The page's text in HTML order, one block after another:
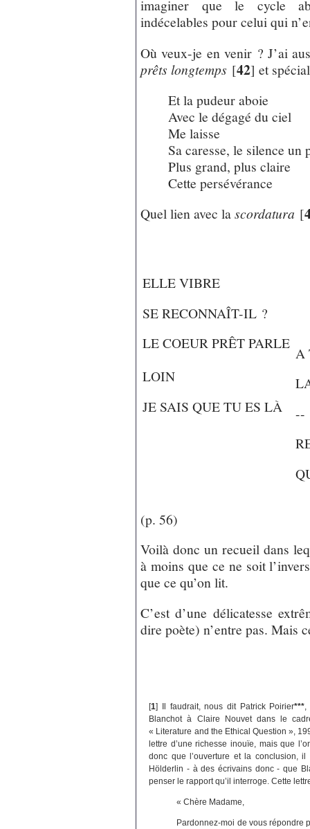
imaginer que le cycle
indécelables pour celui qui
Où veux-je en venir ? J’ai
prêts longtemps [42] et
Et la pudeur aboie
Avec le dégagé du ciel
Me laisse
Sa caresse, le silence un
Plus grand, plus claire
Cette persévérance
Quel lien avec lascordatura [
ELLE VIBRE
SE RECONNAÎT-IL ?
LE COEUR PRÊT PARLE
LOIN
JE SAIS QUE TU ES LÀ
A
--
(p. 56)
Voilà donc un recueil dans
à moins que ce ne soit
que ce qu’on lit.
C’est d’une délicatesse
dire poète) n’entre pas. Mais
[1] Il faudrait, nous dit Patrick Poirier***,
Blanchot à Claire Nouvet dans le
« Literature and the Ethical Question »,
lettre d’une richesse inouïe, mais que
donc que l’ouverture et la conclusion,
Hölderlin - à des écrivains donc - que
penser le rapport qu’il interroge. Cette
« Chère Madame,
Pardonnez-moi de vous répondre